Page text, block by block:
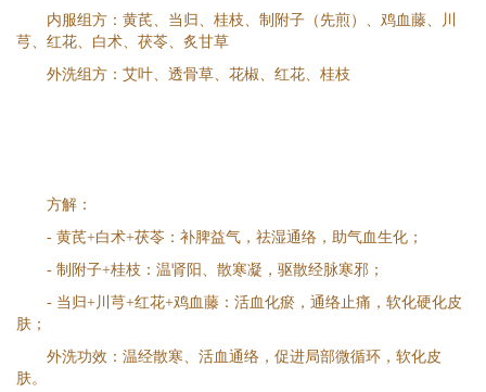
内服组方：黄芪、当归、桂枝、制附子（先煎）、鸡血藤、川
芎、红花、白术、茯苓、炙甘草
外洗组方：艾叶、透骨草、花椒、红花、桂枝
方解：
- 黄芪+白术+茯苓：补脾益气，祛湿通络，助气血生化；
- 制附子+桂枝：温肾阳、散寒凝，驱散经脉寒邪；
- 当归+川芎+红花+鸡血藤：活血化瘀，通络止痛，软化硬化皮
肤；
外洗功效：温经散寒、活血通络，促进局部微循环，软化皮
肤。